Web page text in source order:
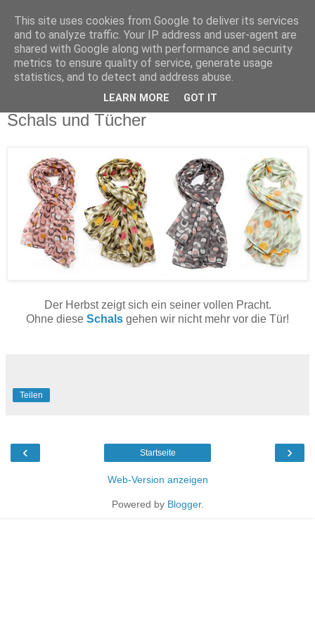
Schals und Tücher
Der Herbst zeigt sich ein seiner vollen Pracht.
Ohne diese Schals gehen wir nicht mehr vor die Tür!
Teilen
‹ ›
Startseite
Web-Version anzeigen
Powered by Blogger.
This site uses cookies from Google to deliver its services
and to analyze traffic. Your IP address and user-agent are
shared with Google along with performance and security
metrics to ensure quality of service, generate usage
statistics, and to detect and address abuse.
LEARN MORE GOT IT